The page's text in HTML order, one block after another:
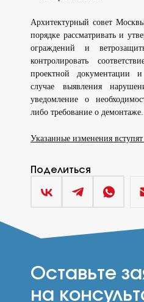
Архитектурный совет
порядке рассматривать и
ограждений и
контролировать
проектной документации
случае выявления
уведомление о
либо требование о демонтаже.
Указанные изменения
Поделиться
Оставьте
на